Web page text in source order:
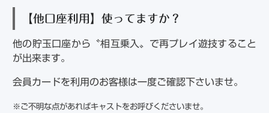
【他口座利用】使ってますか？
他の貯玉口座から〝相互乗入〟で再プレイ遊技すること
が出来ます。
会員カードを利用のお客様は一度ご確認下さいませ。
※ご不明な点があればキャストをお呼びくださいませ。